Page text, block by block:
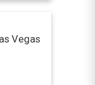
Vegas